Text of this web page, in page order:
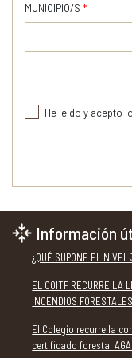
MUNICIPIO/S *
He leído y acepto
Información
¿QUÉ SUPONE EL
EL COITF RECURRE LA
INCENDIOS
El Colegio recurre la
certificado forestal